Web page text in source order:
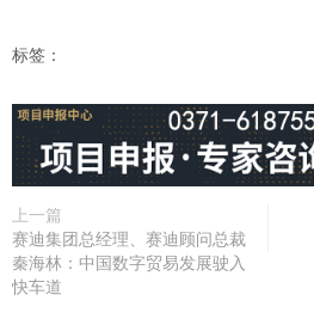
标签：
上一篇
赛迪集团总经理、赛迪顾问总裁
秦海林：中国数字贸易发展驶入
快车道